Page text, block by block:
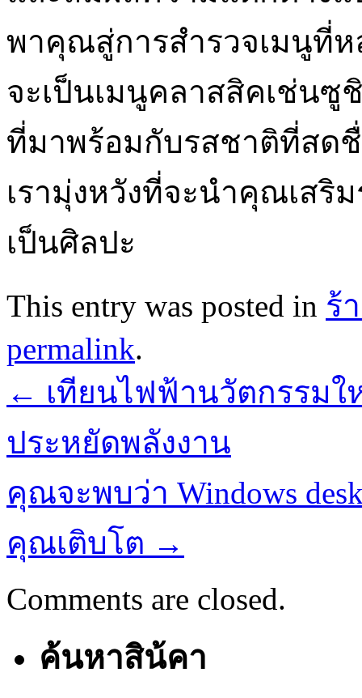
พาคุณสู่การสำรวจเมนูที่
จะเป็นเมนูคลาสสิคเช่นซู
ที่มาพร้อมกับรสชาติที่สด
เรามุ่งหวังที่จะนำคุณเส
เป็นศิลปะ
This entry was posted in ร้
permalink.
← เทียนไฟฟ้านวัตกรรม
ประหยัดพลังงาน
คุณจะพบว่า Windows
คุณเติบโต →
Comments are closed.
ค้นหาสิน้คา